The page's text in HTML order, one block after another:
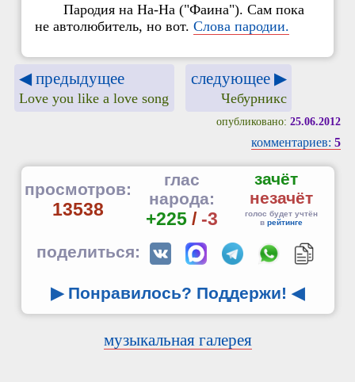
Пародия на На-На ("Фаина"). Сам пока
не автолюбитель, но вот.Слова пародии.
◀ предыдущее
Love you like a love song
следующее ▶
Чебурникс
опубликовано: 25.06.2012
комментариев: 5
просмотров:
13538
глас
народа:
+225/ -3
зачёт
незачёт
голос будет учтён
в рейтинге
поделиться:
▶ Понравилось? Поддержи! ◀
музыкальная галерея